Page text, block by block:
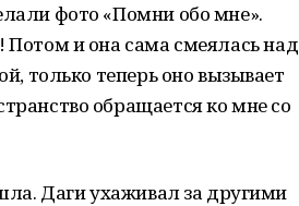
фото «Помни обо мне».
Потом и она сама смеялась над
только теперь оно вызывает
обращается ко мне со
Даги ухаживал за другими